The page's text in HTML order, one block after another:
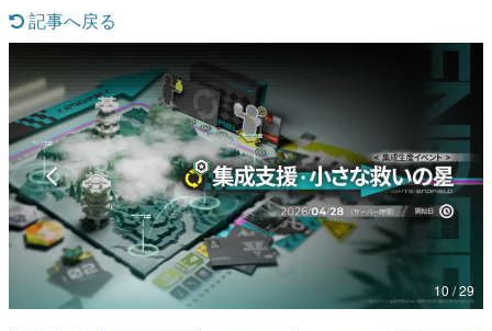
なんでゲームは面白い？
ゲーム開発者・hamatsu氏がゲームの魅力を画面や操作の
具体的な形から解き明かしていく、硬派で骨太な評論連載
です。
ゲームが変えた日本語
「経験値」「裏技」「ラスボス」… ゲームにまつわる言葉
の起源や用法の変遷を、コンピューター文化史研究家・タ
イニーP氏が徹底調査。
カテゴリ
記事へ戻る
10 / 29